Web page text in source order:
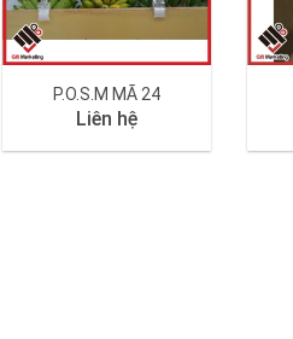
P.O.S.M MÃ 24
Liên hệ